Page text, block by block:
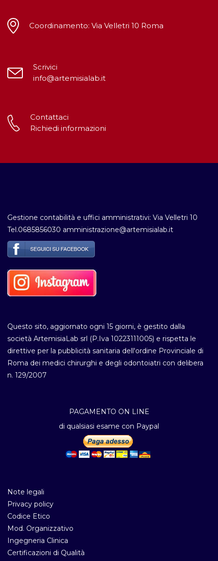
Coordinamento: Via Velletri 10 Roma
Scrivici
info@artemisialab.it
Contattaci
Richiedi informazioni
Gestione contabilità e uffici amministrativi: Via Velletri 10
Tel.0685856030 amministrazione@artemisialab.it
Questo sito, aggiornato ogni 15 giorni, è gestito dalla
società ArtemisiaLab srl (P.Iva 10223111005) e rispetta le
direttive per la pubblicità sanitaria dell'ordine Provinciale di
Roma dei medici chirurghi e degli odontoiatri con delibera
n. 129/2007
PAGAMENTO ON LINE
di qualsiasi esame con Paypal
Note legali
Privacy policy
Codice Etico
Mod. Organizzativo
Ingegneria Clinica
Certificazioni di Qualità